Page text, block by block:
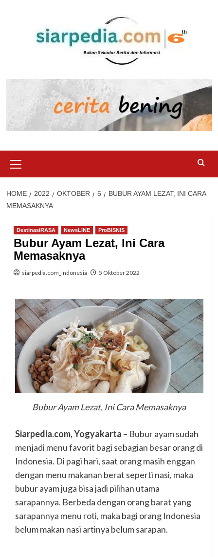
Menu
HOME 2022 OKTOBER 5
BUBUR AYAM LEZAT, INI CARA
MEMASAKNYA
DestinasiRASA NewsLINE ProBISNIS
Bubur Ayam Lezat, Ini Cara
Memasaknya
siarpedia.com_Indonesia 5 Oktober 2022
Bubur Ayam Lezat, Ini Cara Memasaknya
Siarpedia.com, Yogyakarta – Bubur ayam sudah
menjadi menu favorit bagi sebagian besar orang di
Indonesia. Di pagi hari, saat orang masih enggan
dengan menu makanan berat seperti nasi, maka
bubur ayam juga bisa jadi pilihan utama
sarapannya. Berbeda dengan orang barat yang
sarapannya menu roti, maka bagi orang Indonesia
belum makan nasi artinya belum sarapan.